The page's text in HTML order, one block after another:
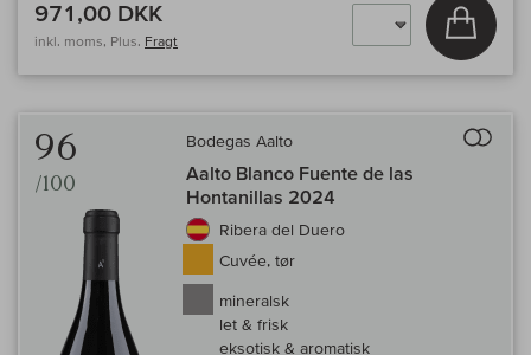
971,00 DKK
inkl. moms, Plus. Fragt
Læg i
96
/100
Bodegas Aalto
Aalto Blanco Fuente de las
Hontanillas 2024
Ribera del Duero
Cuvée, tør
mineralsk
let & frisk
eksotisk & aromatisk